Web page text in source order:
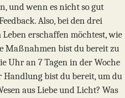
und wenn es nicht so gut
Also, bei den drei
erschaffen möchtest, wie
Maßnahmen bist du bereit zu
Uhr an 7 Tagen in der Woche
Handlung bist du bereit, um du
aus Liebe und Licht? Was